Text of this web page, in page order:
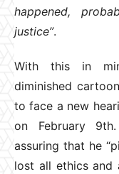
happened,
justice”.
With this in
diminished
to face a new
on February
assuring that he
lost all ethics and